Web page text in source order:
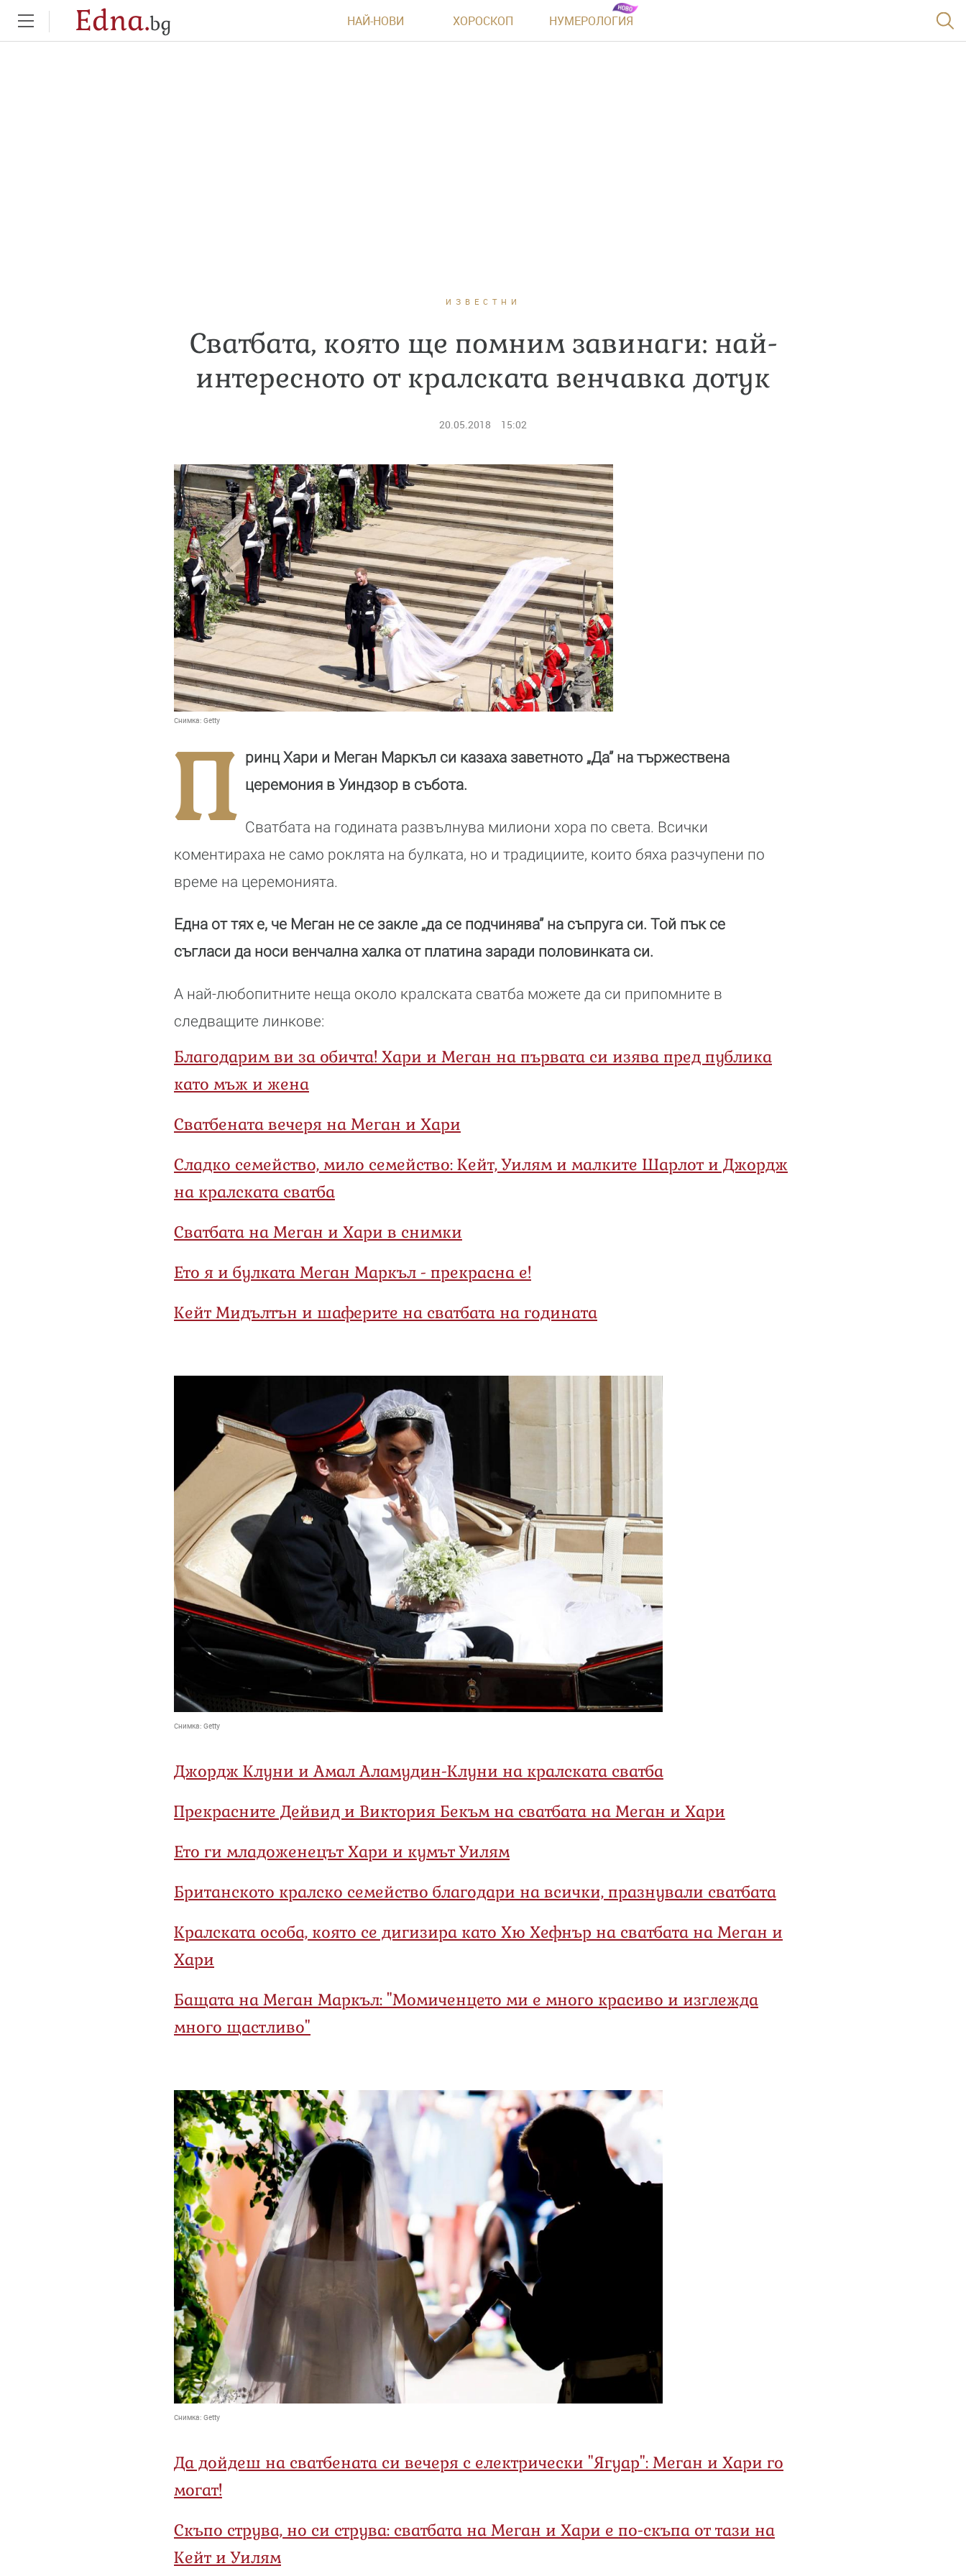
Edna.bg НАЙ-НОВИ ХОРОСКОП НУМЕРОЛОГИЯ
ИЗВЕСТНИ
Сватбата, която ще помним завинаги: най-
интересното от кралската венчавка дотук
20.05.2018 15:02
Снимка: Getty
П
ринц Хари и Меган Маркъл си казаха заветното „Да” на тържествена
церемония в Уиндзор в събота.
Сватбата на годината развълнува милиони хора по света. Всички
коментираха не само роклята на булката, но и традициите, които бяха разчупени по
време на церемонията.
Една от тях е, че Меган не се закле „да се подчинява” на съпруга си. Той пък се
съгласи да носи венчална халка от платина заради половинката си.
A най-любопитните неща около кралската сватба можете да си припомните в
следващите линкове:
Благодарим ви за обичта! Хари и Меган на първата си изява пред публика
като мъж и жена
Сватбената вечеря на Меган и Хари
Сладко семейство, мило семейство: Кейт, Уилям и малките Шарлот и Джордж
на кралската сватба
Сватбата на Меган и Хари в снимки
Ето я и булката Меган Маркъл - прекрасна е!
Кейт Мидълтън и шаферите на сватбата на годината
Снимка: Getty
Джордж Клуни и Амал Аламудин-Клуни на кралската сватба
Прекрасните Дейвид и Виктория Бекъм на сватбата на Меган и Хари
Ето ги младоженецът Хари и кумът Уилям
Британското кралско семейство благодари на всички, празнували сватбата
Кралската особа, която се дигизира като Хю Хефнър на сватбата на Меган и
Хари
Бащата на Меган Маркъл: "Момиченцето ми е много красиво и изглежда
много щастливо"
Снимка: Getty
Да дойдеш на сватбената си вечеря с електрически "Ягуар": Меган и Хари го
могат!
Скъпо струва, но си струва: сватбата на Меган и Хари е по-скъпа от тази на
Кейт и Уилям